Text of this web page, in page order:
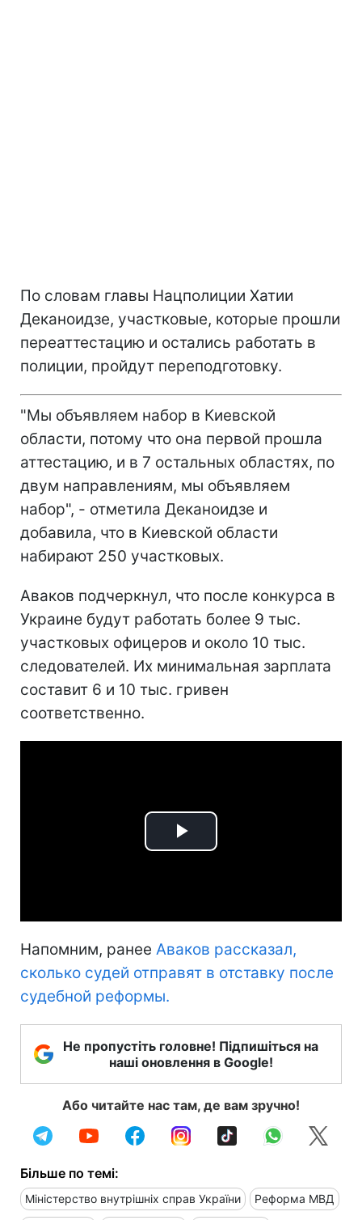
По словам главы Нацполиции Хатии
Деканоидзе, участковые, которые прошли
переаттестацию и остались работать в
полиции, пройдут переподготовку.
"Мы объявляем набор в Киевской
области, потому что она первой прошла
аттестацию, и в 7 остальных областях, по
двум направлениям, мы объявляем
набор", - отметила Деканоидзе и
добавила, что в Киевской области
набирают 250 участковых.
Аваков подчеркнул, что после конкурса в
Украине будут работать более 9 тыс.
участковых офицеров и около 10 тыс.
следователей. Их минимальная зарплата
составит 6 и 10 тыс. гривен
соответственно.
Play
Напомним, ранее Аваков рассказал,
сколько судей отправят в отставку после
судебной реформы.
Не пропустіть головне! Підпишіться на
наші оновлення в Google!
Або читайте нас там, де вам зручно!
Більше по темі:
Міністерство внутрішніх справ України Реформа МВД